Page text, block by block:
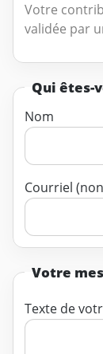
Votre
validée par
Qui êtes-
Nom
Courriel
Votre